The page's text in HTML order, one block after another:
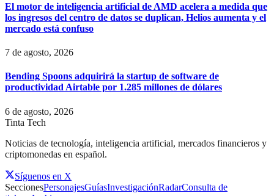
El motor de inteligencia artificial de AMD acelera a medida que
los ingresos del centro de datos se duplican, Helios aumenta y el
mercado está confuso
7 de agosto, 2026
Bending Spoons adquirirá la startup de software de
productividad Airtable por 1.285 millones de dólares
6 de agosto, 2026
Tinta Tech
Noticias de tecnología, inteligencia artificial, mercados financieros y
criptomonedas en español.
Síguenos en X
SeccionesPersonajesGuíasInvestigaciónRadarConsulta de